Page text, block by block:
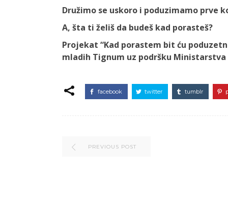
Družimo se uskoro i poduzimamo prve
A, šta ti želiš da budeš kad porasteš?
Projekat “Kad porastem bit ću
mladih Tignum uz podršku
facebook twitter tumblr
PREVIOUS POST